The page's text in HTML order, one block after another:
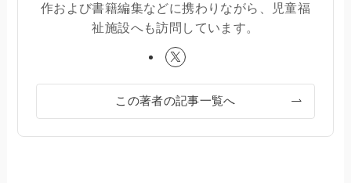
作および書籍編集などに携わりながら、児童福
祉施設へも訪問しています。
この著者の記事一覧へ